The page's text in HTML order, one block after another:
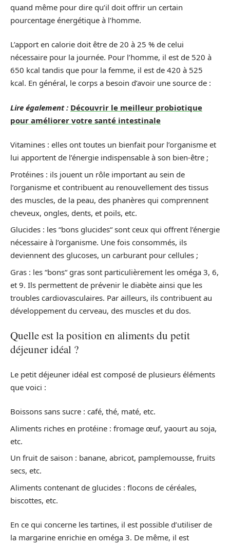
quand même pour dire qu’il doit offrir un certain
pourcentage énergétique à l’homme.
L’apport en calorie doit être de 20 à 25 % de celui
nécessaire pour la journée. Pour l’homme, il est de 520 à
650 kcal tandis que pour la femme, il est de 420 à 525
kcal. En général, le corps a besoin d’avoir une source de :
Lire également : Découvrir le meilleur probiotique
pour améliorer votre santé intestinale
Vitamines : elles ont toutes un bienfait pour l’organisme et
lui apportent de l’énergie indispensable à son bien-être ;
Protéines : ils jouent un rôle important au sein de
l’organisme et contribuent au renouvellement des tissus
des muscles, de la peau, des phanères qui comprennent
cheveux, ongles, dents, et poils, etc.
Glucides : les “bons glucides“ sont ceux qui offrent l’énergie
nécessaire à l’organisme. Une fois consommés, ils
deviennent des glucoses, un carburant pour cellules ;
Gras : les “bons“ gras sont particulièrement les oméga 3, 6,
et 9. Ils permettent de prévenir le diabète ainsi que les
troubles cardiovasculaires. Par ailleurs, ils contribuent au
développement du cerveau, des muscles et du dos.
Quelle est la position en aliments du petit
déjeuner idéal ?
Le petit déjeuner idéal est composé de plusieurs éléments
que voici :
Boissons sans sucre : café, thé, maté, etc.
Aliments riches en protéine : fromage œuf, yaourt au soja,
etc.
Un fruit de saison : banane, abricot, pamplemousse, fruits
secs, etc.
Aliments contenant de glucides : flocons de céréales,
biscottes, etc.
En ce qui concerne les tartines, il est possible d’utiliser de
la margarine enrichie en oméga 3. De même, il est